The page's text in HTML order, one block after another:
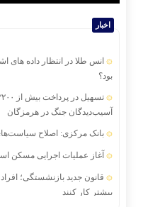
اخبار
انس طلا در انتظار داده های
بود؟
آسیب‌دیدگان جنگ در هرمزگان
بانک مرکزی: اصلاح
آغاز عملیات اجرایی مسکن استیجاری
بیشتر کار کنند